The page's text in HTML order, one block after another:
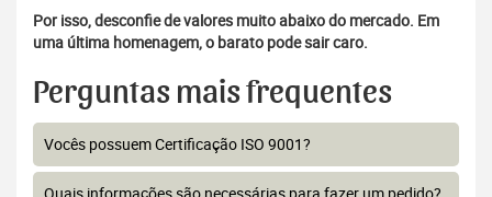
Por isso, desconfie de valores muito abaixo do mercado. Em
uma última homenagem, o barato pode sair caro.
Perguntas mais frequentes
Vocês possuem Certificação ISO 9001?